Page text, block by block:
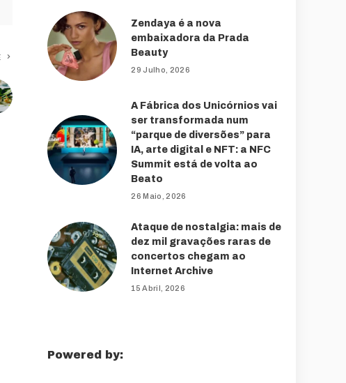
Zendaya é a nova
embaixadora da Prada
Beauty
29 Julho, 2026
A Fábrica dos Unicórnios vai
ser transformada num
“parque de diversões” para
IA, arte digital e NFT: a NFC
Summit está de volta ao
Beato
26 Maio, 2026
Ataque de nostalgia: mais de
dez mil gravações raras de
concertos chegam ao
Internet Archive
15 Abril, 2026
Powered by: